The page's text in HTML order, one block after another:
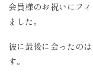
会員様のお祝いにフ
ました。
彼に最後に会ったの
す。